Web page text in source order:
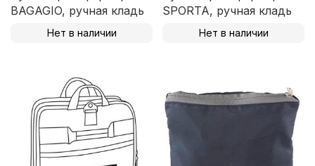
BAGAGIO, ручная кладь
Нет в наличии
SPORTA, ручная кладь
Нет в наличии